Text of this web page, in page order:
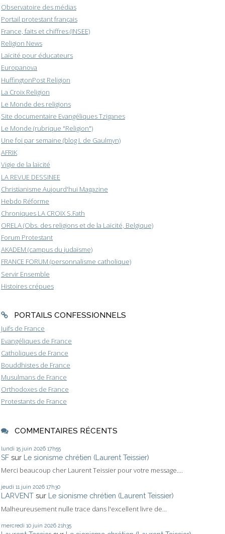
Observatoire des médias
Portail protestant français
France, faits et chiffres (INSEE)
Religion News
Laïcité pour éducateurs
Europanova
HuffingtonPost Religion
La Croix Religion
Le Monde des religions
Site documentaire Evangéliques Tziganes
Le Monde (rubrique "Religion")
Une foi par semaine (blog I. de Gaulmyn)
AFRIK
Vigie de la laïcité
LA REVUE DESSINEE
Christianisme Aujourd'hui Magazine
Hebdo Réforme
Chroniques LA CROIX S.Fath
ORELA (Obs. des religions et de la Laïcité, Belgique)
Forum Protestant
AKADEM (campus du judaïsme)
FRANCE FORUM (personnalisme catholique)
Servir Ensemble
Histoires crépues
PORTAILS CONFESSIONNELS
Juifs de France
Evangéliques de France
Catholiques de France
Bouddhistes de France
Musulmans de France
Orthodoxes de France
Protestants de France
COMMENTAIRES RÉCENTS
lundi 15 juin 2026 17h55
SF sur Le sionisme chrétien (Laurent Teissier)
Merci beaucoup cher Laurent Teissier pour votre message....
jeudi 11 juin 2026 17h30
LARVENT sur Le sionisme chrétien (Laurent Teissier)
Malheureusement nulle trace dans l'excellent livre de...
mercredi 10 juin 2026 21h35